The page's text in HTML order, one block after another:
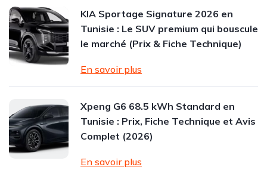
KIA Sportage Signature 2026 en
Tunisie : Le SUV premium qui bouscule
le marché (Prix & Fiche Technique)
En savoir plus
Xpeng G6 68.5 kWh Standard en
Tunisie : Prix, Fiche Technique et Avis
Complet (2026)
En savoir plus